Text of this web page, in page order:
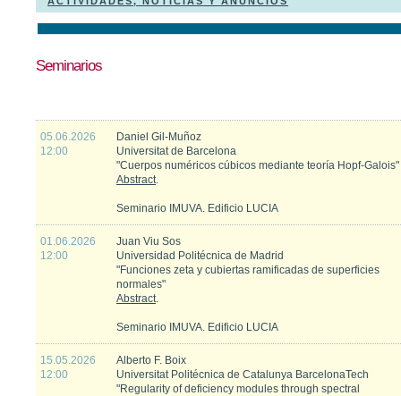
Seminarios
05.06.2026
12:00
Daniel Gil-Muñoz
Universitat de Barcelona
"Cuerpos numéricos cúbicos mediante teoría Hopf-Galois"
Abstract.
Seminario IMUVA. Edificio LUCIA
01.06.2026
12:00
Juan Viu Sos
Universidad Politécnica de Madrid
"Funciones zeta y cubiertas ramificadas de superficies
normales"
Abstract.
Seminario IMUVA. Edificio LUCIA
15.05.2026
12:00
Alberto F. Boix
Universitat Politécnica de Catalunya BarcelonaTech
"Regularity of deficiency modules through spectral